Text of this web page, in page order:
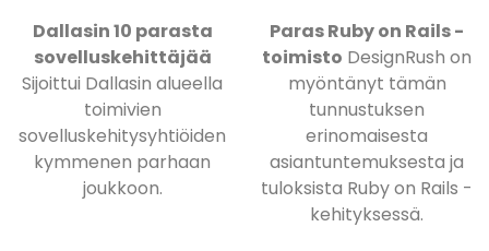
Dallasin 10 parasta
sovelluskehittäjää
Sijoittui Dallasin alueella
toimivien
sovelluskehitysyhtiöiden
kymmenen parhaan
joukkoon.
Paras Ruby on Rails -
toimisto DesignRush on
myöntänyt tämän
tunnustuksen
erinomaisesta
asiantuntemuksesta ja
tuloksista Ruby on Rails -
kehityksessä.